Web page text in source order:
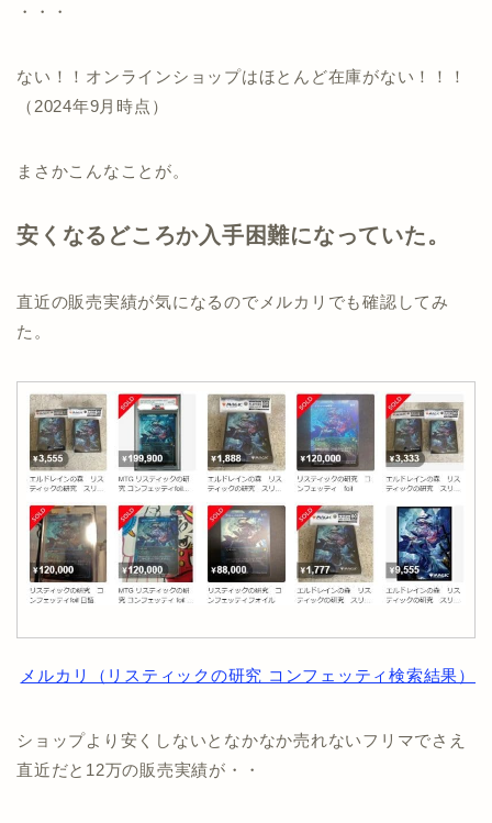
・・・
ない！！オンラインショップはほとんど在庫がない！！！
（2024年9月時点）
まさかこんなことが。
安くなるどころか入手困難になっていた。
直近の販売実績が気になるのでメルカリでも確認してみ
た。
メルカリ（リスティックの研究 コンフェッティ検索結果）
ショップより安くしないとなかなか売れないフリマでさえ
直近だと12万の販売実績が・・